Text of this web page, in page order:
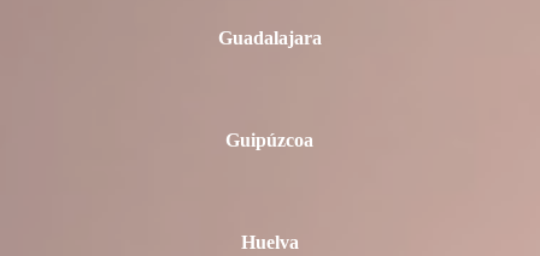
Guadalajara
Guipúzcoa
Huelva